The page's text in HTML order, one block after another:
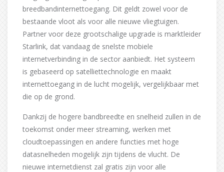
breedbandinternettoegang. Dit geldt zowel voor de
bestaande vloot als voor alle nieuwe vliegtuigen.
Partner voor deze grootschalige upgrade is marktleider
Starlink, dat vandaag de snelste mobiele
internetverbinding in de sector aanbiedt. Het systeem
is gebaseerd op satelliettechnologie en maakt
internettoegang in de lucht mogelijk, vergelijkbaar met
die op de grond.
Dankzij de hogere bandbreedte en snelheid zullen in de
toekomst onder meer streaming, werken met
cloudtoepassingen en andere functies met hoge
datasnelheden mogelijk zijn tijdens de vlucht. De
nieuwe internetdienst zal gratis zijn voor alle